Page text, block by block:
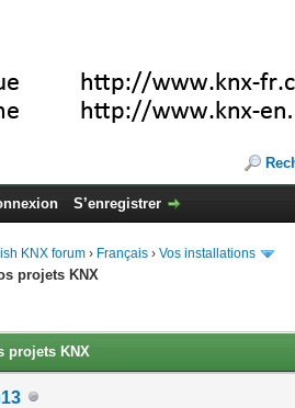
S’enregistrer
KNX forum › Français › Vos installations
projets KNX
projets KNX